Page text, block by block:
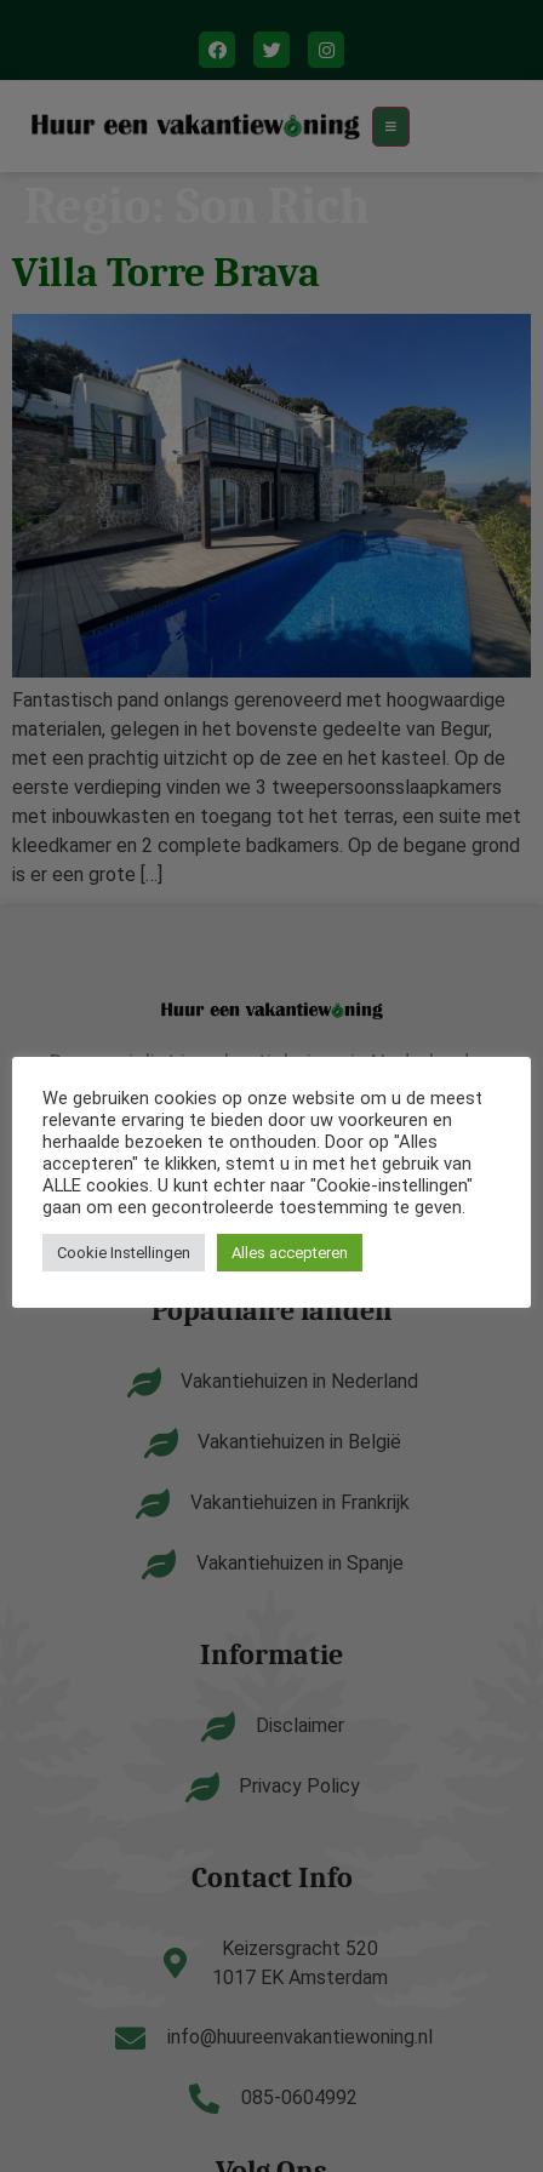
Villa Torre Brava
Fantastisch pand onlangs gerenoveerd met hoogwaardige
materialen, gelegen in het bovenste gedeelte van Begur,
met een prachtig uitzicht op de zee en het kasteel. Op de
eerste verdieping vinden we 3 tweepersoonsslaapkamers
met inbouwkasten en toegang tot het terras, een suite met
kleedkamer en 2 complete badkamers. Op de begane grond
is er een grote […]
De specialist in vakantiehuizen in Nederland
en diverse andere landen.
Wij werken samen met een aanal bekende
verhuurbedrijven zodat wij altijd een uitgebreid
aanbod van diverse soorten accommodaties kunnen
aanbieden.
Popaulaire landen
Vakantiehuizen in Nederland
Vakantiehuizen in België
Vakantiehuizen in Frankrijk
Vakantiehuizen in Spanje
Informatie
Disclaimer
Privacy Policy
Contact Info
Keizersgracht 520
1017 EK Amsterdam
info@huureenvakantiewoning.nl
085-0604992
We gebruiken cookies op onze website om u de meest
relevante ervaring te bieden door uw voorkeuren en
herhaalde bezoeken te onthouden. Door op "Alles
accepteren" te klikken, stemt u in met het gebruik van
ALLE cookies. U kunt echter naar "Cookie-instellingen"
gaan om een gecontroleerde toestemming te geven.
Cookie Instellingen Alles accepteren